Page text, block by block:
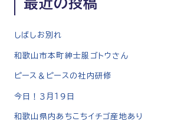
最近の投稿
しばしお別れ
和歌山市本町紳士服ゴトウさん
ピース＆ピースの社内研修
今日！３月１９日
和歌山県内あちこちイチゴ産地あり